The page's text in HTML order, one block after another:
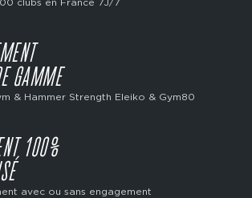
GAMME
& Hammer Strength Eleiko & Gym80
100%
avec ou sans engagement